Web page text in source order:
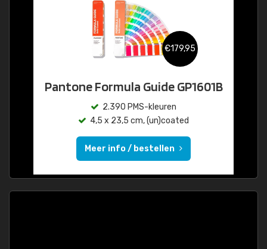
€179,95
Pantone Formula Guide GP1601B
2.390 PMS-kleuren
4,5 x 23,5 cm, (un)coated
Meer info / bestellen